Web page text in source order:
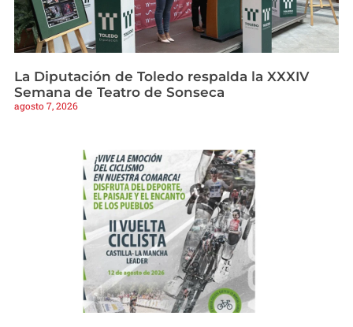
La Diputación de Toledo respalda la XXXIV
Semana de Teatro de Sonseca
agosto 7, 2026